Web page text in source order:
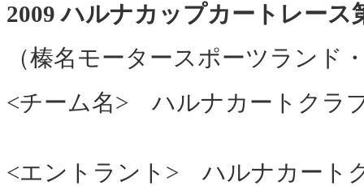
2009 ハルナカップカートレー
（榛名モータースポーツランド
<チーム名> ハルナカートクラ
<エントラント> ハルナカート